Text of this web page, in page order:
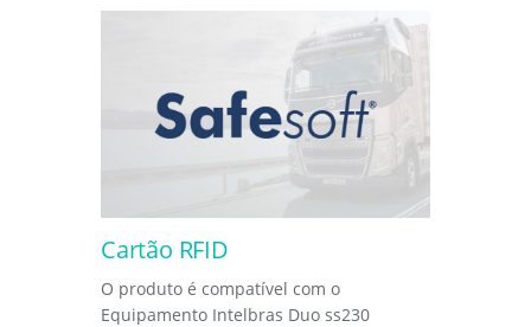
Cartão RFID
O produto é compatível com o
Equipamento Intelbras Duo ss230